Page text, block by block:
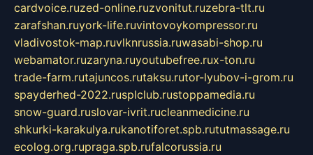
cardvoice.ruzed-online.ruzvonitut.ruzebra-tlt.ru
zarafshan.ruyork-life.ruvintovoykompressor.ru
vladivostok-map.ruvlknrussia.ruwasabi-shop.ru
webamator.ruzaryna.ruyoutubefree.rux-ton.ru
trade-farm.rutajuncos.rutaksu.rutor-lyubov-i-grom.ru
spayderhed-2022.rusplclub.rustoppamedia.ru
snow-guard.ruslovar-ivrit.rucleanmedicine.ru
shkurki-karakulya.rukanotiforet.spb.rututmassage.ru
ecolog.org.rupraga.spb.rufalcorussia.ru